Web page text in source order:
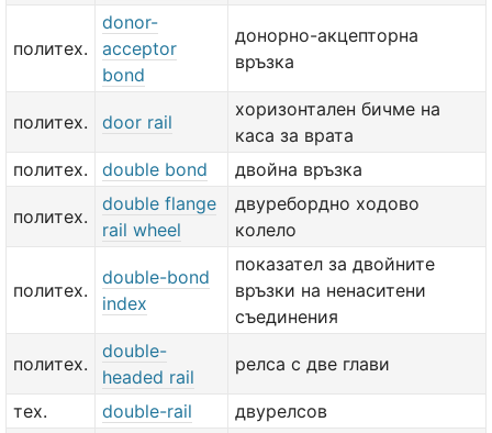
политех.
donor-
acceptor
bond
донорно-акцепторна
връзка
политех. door rail
хоризонтален бичме на
каса за врата
политех.
double bond двойна връзка
политех.
double flange
rail wheel
двуребордно ходово
колело
политех.
double-bond
index
показател за двойните
връзки на ненаситени
съединения
политех.
double-
headed rail
релса с две глави
тех. double-rail двурелсов